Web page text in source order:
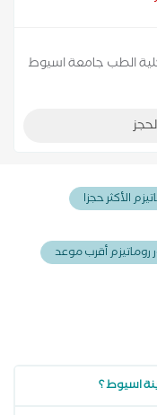
الطب جامعة اسيوط
الأكثر حجزا
روماتيزم أقرب موعد
اسيوط ؟